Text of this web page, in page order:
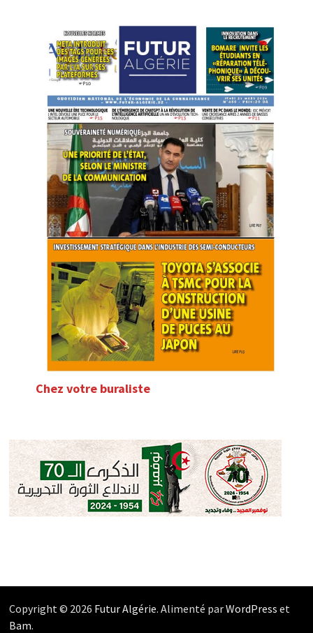
Chez votre buraliste
Copyright © 2026 Futur Algérie. Alimenté parWordPress et
Bam.